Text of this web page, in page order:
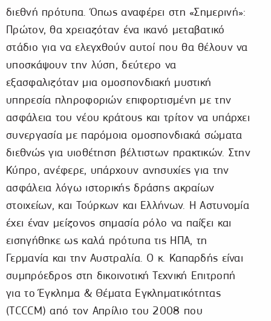
διεθνή πρότυπα. Όπως αναφέρει στη «Σημερινή»:
Πρώτον, θα χρειαζόταν ένα ικανό μεταβατικό
στάδιο για να ελεγχθούν αυτοί που θα θέλουν να
υποσκάψουν την λύση, δεύτερο να
εξασφαλιζόταν μια ομοσπονδιακή μυστική
υπηρεσία πληροφοριών επιφορτισμένη με την
ασφάλεια του νέου κράτους και τρίτον να υπάρχει
συνεργασία με παρόμοια ομοσπονδιακά σώματα
διεθνώς για υιοθέτηση βέλτιστων πρακτικών. Στην
Κύπρο, ανέφερε, υπάρχουν ανησυχίες για την
ασφάλεια λόγω ιστορικής δράσης ακραίων
στοιχείων, και Τούρκων και Ελλήνων. Η Αστυνομία
έχει έναν μείζονος σημασία ρόλο να παίξει και
εισηγήθηκε ως καλά πρότυπα τις ΗΠΑ, τη
Γερμανία και την Αυστραλία. Ο κ. Καπαρδής είναι
συμπρόεδρος στη δικοινοτική Τεχνική Επιτροπή
για το Έγκλημα & Θέματα Εγκληματικότητας
(TCCCM) από τον Απρίλιο του 2008 που